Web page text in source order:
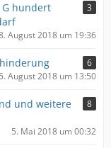
hundert
3
August 2018 um 19:36
6
5. August 2018 um 13:50
und weitere
8
5. Mai 2018 um 00:32